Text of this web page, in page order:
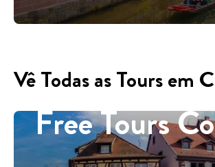
Vê Todas as Tours em
Free Tours